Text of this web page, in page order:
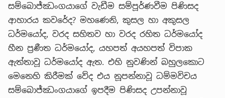
සම්බොජ්ඣංගයාගේ වැඩීම සම්පූර්ණවීම පිණිසද
ආහාරය කවරේද? මහණෙනි, කුසල හා අකුසල
ධර්මයෝද, වරද සහිතව හා වරද රහිත ධර්මයෝද
හීන ප්‍රණීත ධර්මයෝද, යහපත් අයහපත් විපාක
ඇත්තාවූ ධර්මයෝද ඇත. එහි නුවණින් බහුලකොට
මෙනෙහි කිරීමක් වේද එය නූපන්නාවූ ධම්මවිචය
සම්බොජ්ඣංගයාගේ ඉපදීම පිණිසද උපන්නාවූ